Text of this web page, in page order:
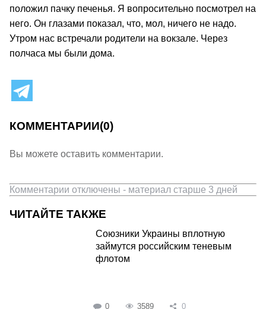
положил пачку печенья. Я вопросительно посмотрел на
него. Он глазами показал, что, мол, ничего не надо.
Утром нас встречали родители на вокзале. Через
полчаса мы были дома.
КОММЕНТАРИИ(0)
Вы можете оставить комментарии.
Комментарии отключены - материал старше 3 дней
ЧИТАЙТЕ ТАКЖЕ
Союзники Украины вплотную
займутся российским теневым
флотом
0 3589 0